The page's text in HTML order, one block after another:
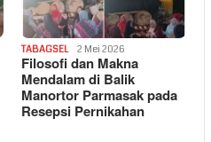
TABAGSEL 2 Mei 2026
Filosofi dan Makna
Mendalam di Balik
Manortor Parmasak pada
Resepsi Pernikahan